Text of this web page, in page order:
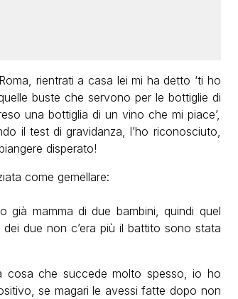
rientrati a casa lei mi ha detto ‘ti ho
buste che servono per le bottiglie di
una bottiglia di un vino che mi piace’,
il test di gravidanza, l’ho riconosciuto,
disperato!
come gemellare:
mamma di due bambini, quindi quel
due non c’era più il battito sono stata
cosa che succede molto spesso, io ho
se magari le avessi fatte dopo non